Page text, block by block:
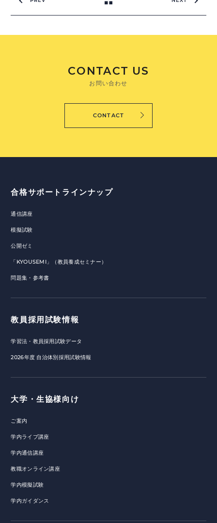
CONTACT US
お問い合わせ
CONTACT
合格サポートラインナップ
通信講座
模擬試験
公開ゼミ
「KYOUSEMI」（教員養成セミナー）
問題集・参考書
教員採用試験情報
学習法・教員採用試験データ
2026年度 自治体別採用試験情報
大学・生協様向け
ご案内
学内ライブ講座
学内通信講座
教職オンライン講座
学内模擬試験
学内ガイダンス